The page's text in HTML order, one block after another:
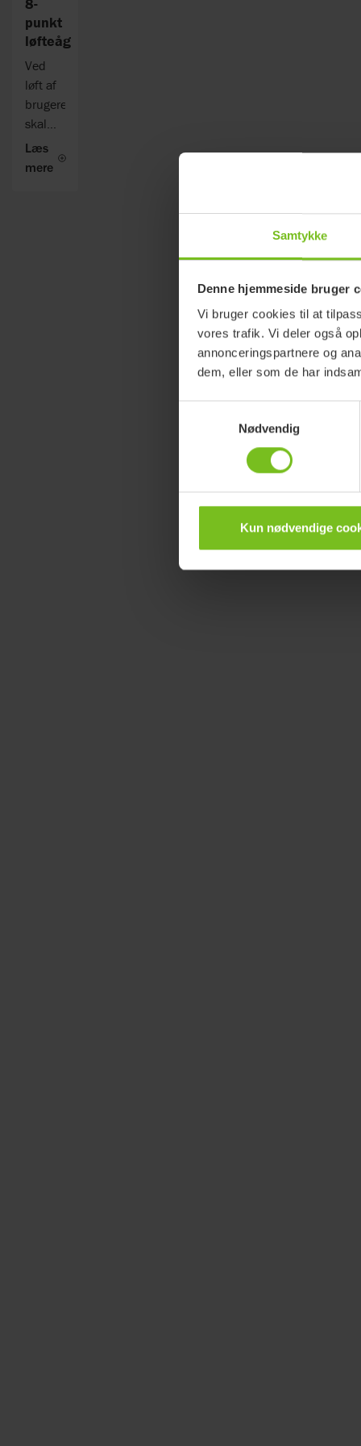
Samtykke
Denne hjemmeside bruger
Vi bruger cookies til at
vores trafik. Vi deler også
annonceringspartnere og
dem, eller som de har
Nødvendig
Kun nødvendige
bruger.
punkt
løfteåg
Ved
løft af
brugeren
skal
der
benyttes
Læs
mere